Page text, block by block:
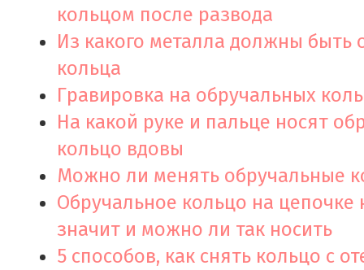
кольцом после развода
Из какого металла должны быть
кольца
Гравировка на обручальных
На какой руке и пальце носят
кольцо вдовы
Можно ли менять обручальные
Обручальное кольцо на цепочке
значит и можно ли так носить
5 способов, как снять кольцо с